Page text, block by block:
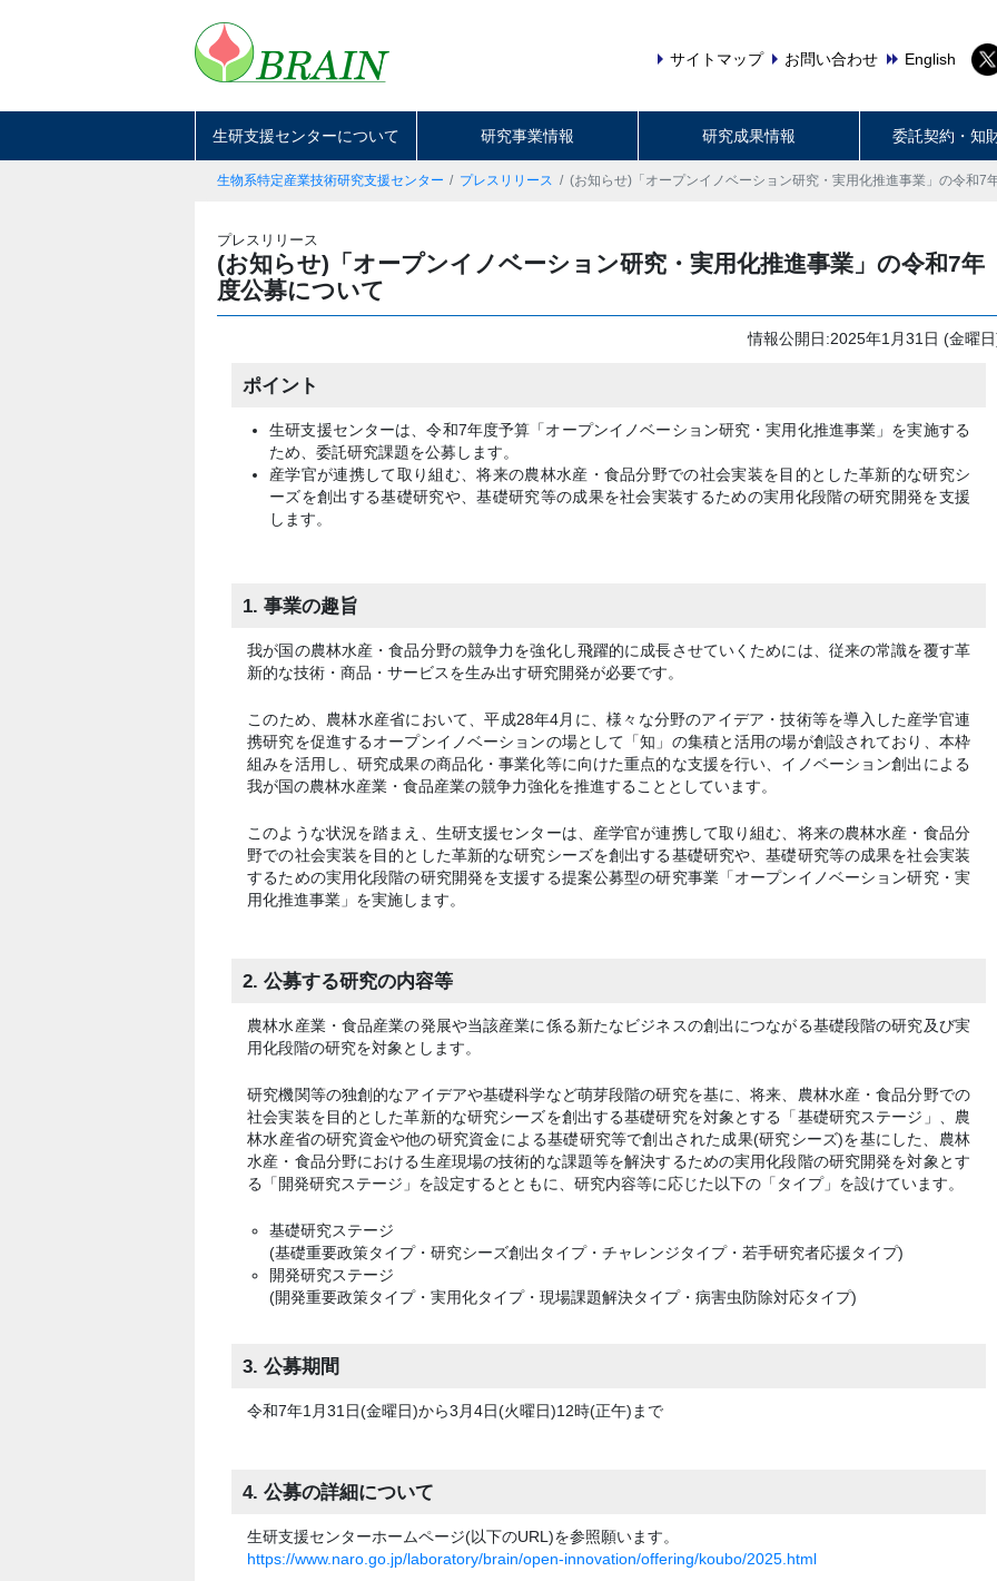
サイトマップ お問い合わせ English
生研支援センターについて 研究事業情報 研究成果情報 委託契約・知
生物系特定産業技術研究支援センター プレスリリース (お知らせ)「オープンイノベーション研究・実用化推進事業」の令和7
プレスリリース
(お知らせ)「オープンイノベーション研究・実用化推進事業」の令和7年
度公募について
情報公開日:2025年1月31日 (金曜
ポイント
生研支援センターは、令和7年度予算「オープンイノベーション研究・実用化推進事業」を実施する
ため、委託研究課題を公募します。
産学官が連携して取り組む、将来の農林水産・食品分野での社会実装を目的とした革新的な研究シ
ーズを創出する基礎研究や、基礎研究等の成果を社会実装するための実用化段階の研究開発を支援
します。
1. 事業の趣旨
我が国の農林水産・食品分野の競争力を強化し飛躍的に成長させていくためには、従来の常識を覆す革
新的な技術・商品・サービスを生み出す研究開発が必要です。
このため、農林水産省において、平成28年4月に、様々な分野のアイデア・技術等を導入した産学官連
携研究を促進するオープンイノベーションの場として「知」の集積と活用の場が創設されており、本枠
組みを活用し、研究成果の商品化・事業化等に向けた重点的な支援を行い、イノベーション創出による
我が国の農林水産業・食品産業の競争力強化を推進することとしています。
このような状況を踏まえ、生研支援センターは、産学官が連携して取り組む、将来の農林水産・食品分
野での社会実装を目的とした革新的な研究シーズを創出する基礎研究や、基礎研究等の成果を社会実装
するための実用化段階の研究開発を支援する提案公募型の研究事業「オープンイノベーション研究・実
用化推進事業」を実施します。
2. 公募する研究の内容等
農林水産業・食品産業の発展や当該産業に係る新たなビジネスの創出につながる基礎段階の研究及び実
用化段階の研究を対象とします。
研究機関等の独創的なアイデアや基礎科学など萌芽段階の研究を基に、将来、農林水産・食品分野での
社会実装を目的とした革新的な研究シーズを創出する基礎研究を対象とする「基礎研究ステージ」、農
林水産省の研究資金や他の研究資金による基礎研究等で創出された成果(研究シーズ)を基にした、農林
水産・食品分野における生産現場の技術的な課題等を解決するための実用化段階の研究開発を対象とす
る「開発研究ステージ」を設定するとともに、研究内容等に応じた以下の「タイプ」を設けています。
基礎研究ステージ
(基礎重要政策タイプ・研究シーズ創出タイプ・チャレンジタイプ・若手研究者応援タイプ)
開発研究ステージ
(開発重要政策タイプ・実用化タイプ・現場課題解決タイプ・病害虫防除対応タイプ)
3. 公募期間
令和7年1月31日(金曜日)から3月4日(火曜日)12時(正午)まで
4. 公募の詳細について
生研支援センターホームページ(以下のURL)を参照願います。
https://www.naro.go.jp/laboratory/brain/open-innovation/offering/koubo/2025.html